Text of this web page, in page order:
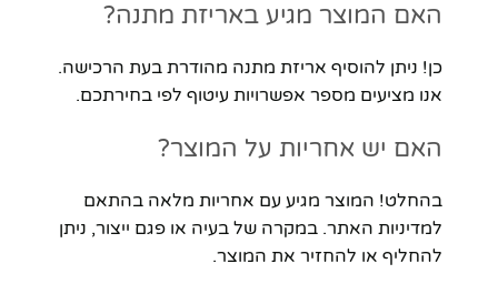
האם המוצר מגיע באריזת מתנה?
כן! ניתן להוסיף אריזת מתנה מהודרת בעת הרכישה.
אנו מציעים מספר אפשרויות עיטוף לפי בחירתכם.
האם יש אחריות על המוצר?
בהחלט! המוצר מגיע עם אחריות מלאה בהתאם
למדיניות האתר. במקרה של בעיה או פגם ייצור, ניתן
להחליף או להחזיר את המוצר.